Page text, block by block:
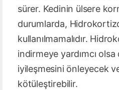
sürer. Kedinin ülsere
durumlarda,
kullanılmamalıdır.
indirmeye yardımcı
iyileşmesini önleyecek
kötüleştirebilir.